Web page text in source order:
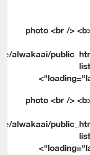
alwakaai/
alwakaai/